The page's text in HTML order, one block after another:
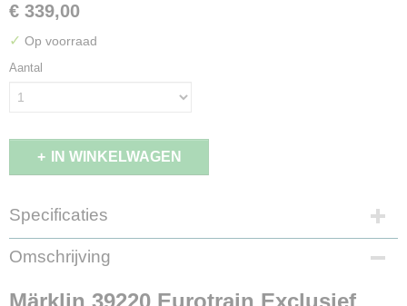
€ 339,00
✓ Op voorraad
Aantal
IN WINKELWAGEN
Specificaties
EAN code
4001883392202
Omschrijving
Märklin 39220 Eurotrain Exclusief